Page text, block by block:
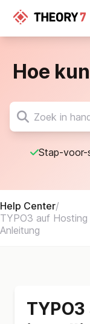
Hoe
Stap-voor-
Help Center/
TYPO3 auf
Anleitung